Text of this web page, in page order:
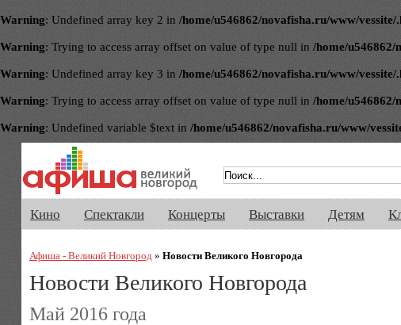
Warning: Undefined array key 2 in /home/u546862/novafisha.ru/www/
Warning: Trying to access array offset on value of type null in /home/u546862/
Warning: Undefined array key 3 in /home/u546862/novafisha.ru/www/
Warning: Trying to access array offset on value of type null in /home/u546862/
Warning: Undefined variable $text in /home/u546862/novafisha.ru/www/
Кино Спектакли Концерты Выставки Детям
Афиша - Великий Новгород » Новости Великого Новгорода
Новости Великого Новгорода
Май 2016 года